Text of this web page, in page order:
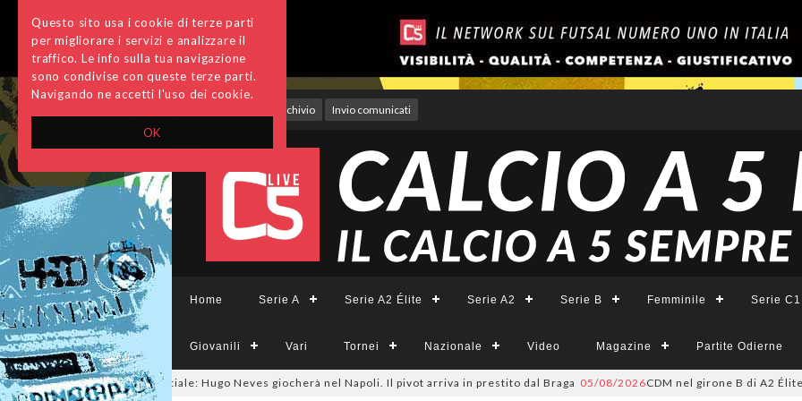
OK
Questo sito usa i cookie di terze parti
per migliorare i servizi e analizzare il
traffico. Le info sulla tua navigazione
sono condivise con queste terze parti.
Navigando ne accetti l'uso dei cookie.
Archivio Invio comunicati
Home Serie A Serie A2 Élite Serie A2 Serie B Femminile Serie C1
Giovanili Vari Tornei Nazionale Video Magazine Partite Odierne
#futsalmercato, ora è ufficiale: Hugo Neves giocherà nel Napoli. Il pivot arriva in prestito dal Braga 05/08/2026CDM nel girone B di A2 Élite,